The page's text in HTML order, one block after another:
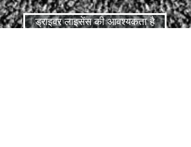
ड्राइवर लाइसेंस की आवश्यकता है